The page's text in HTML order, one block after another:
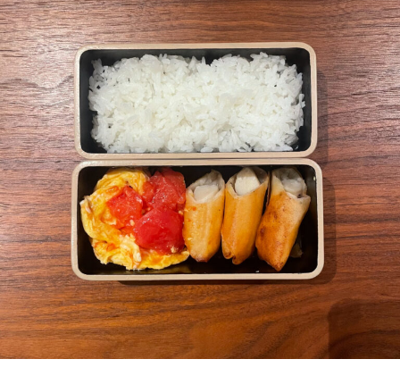
[12星座別] Weekly Holoscope
[12星座別] Monthly Love Holoscope
女神まり愛のタロットメッセージ
算命学がわかる今月のあなた
HEALTH
自分にやさしく
LEARN
知る、考える
MAMA
ママもいろいろ
SUSTAINABLE
わたしができること